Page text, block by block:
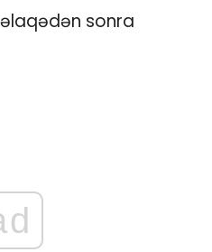
sonra